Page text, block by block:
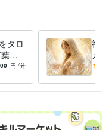
タロ
や
えま
円 /分
神秘
えを
葉に